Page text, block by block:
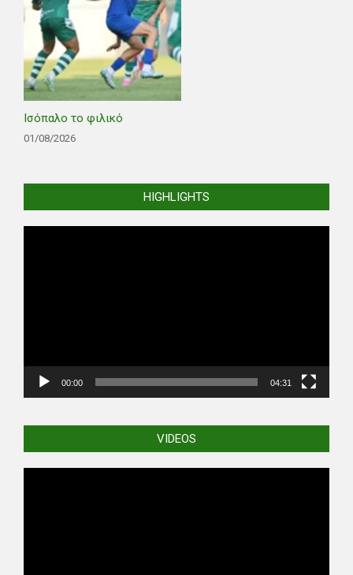
Ισόπαλο το φιλικό
01/08/2026
HIGHLIGHTS
00:00 04:31
VIDEOS